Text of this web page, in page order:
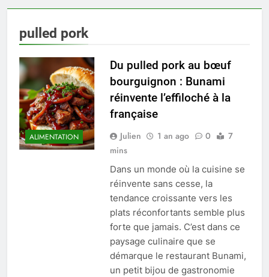
pulled pork
ALIMENTATION
Du pulled pork au bœuf
bourguignon : Bunami
réinvente l’effiloché à la
française
Julien 1 an ago 0
7
mins
Dans un monde où la cuisine se
réinvente sans cesse, la
tendance croissante vers les
plats réconfortants semble plus
forte que jamais. C’est dans ce
paysage culinaire que se
démarque le restaurant Bunami,
un petit bijou de gastronomie